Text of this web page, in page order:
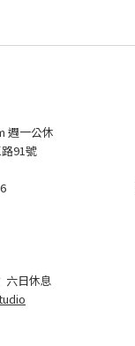
週一公休
91號
六日休息